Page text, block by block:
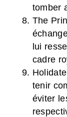
tomber
The
lui
cadre
tenir
éviter